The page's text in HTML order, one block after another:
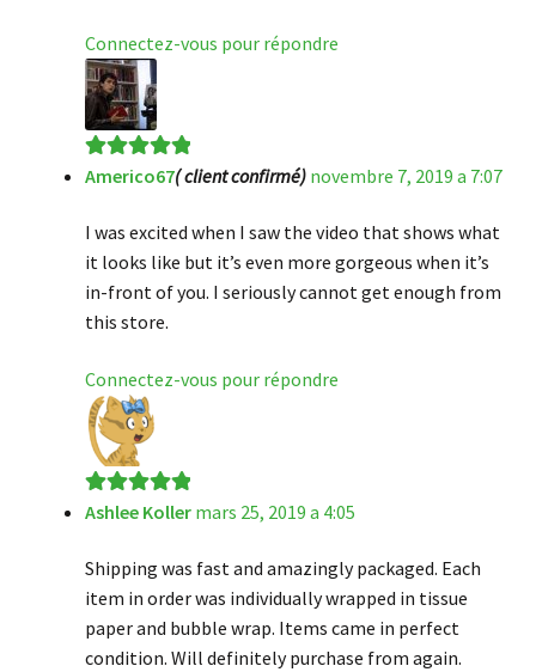
Connectez-vous pour répondre
Note5sur 5
Americo67( client confirmé) novembre 7, 2019 a 7:07
I was excited when I saw the video that shows what
it looks like but it’s even more gorgeous when it’s
in-front of you. I seriously cannot get enough from
this store.
Connectez-vous pour répondre
Note5sur 5
Ashlee Koller mars 25, 2019 a 4:05
Shipping was fast and amazingly packaged. Each
item in order was individually wrapped in tissue
paper and bubble wrap. Items came in perfect
condition. Will definitely purchase from again.